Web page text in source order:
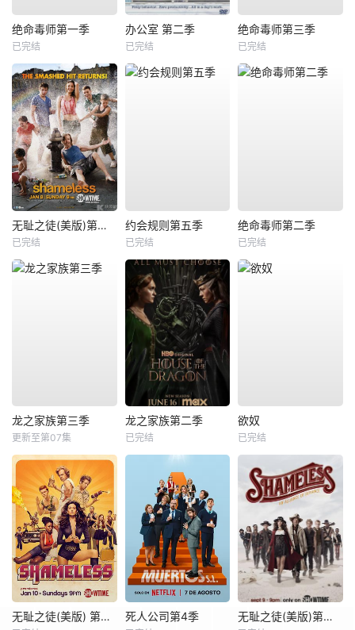
绝命毒师第一季
已完结
办公室 第二季
已完结
绝命毒师第三季
已完结
无耻之徒(美版)第二季
已完结
约会规则第五季
已完结
绝命毒师第二季
已完结
龙之家族第三季
更新至第07集
龙之家族第二季
已完结
欲奴
已完结
无耻之徒(美版) 第六季 死人公司第4季 无耻之徒(美版)第九季